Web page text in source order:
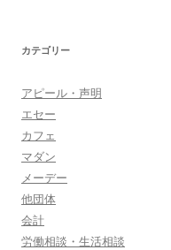
カテゴリー
アピール・声明
エセー
カフェ
マダン
メーデー
他団体
会計
労働相談・生活相談